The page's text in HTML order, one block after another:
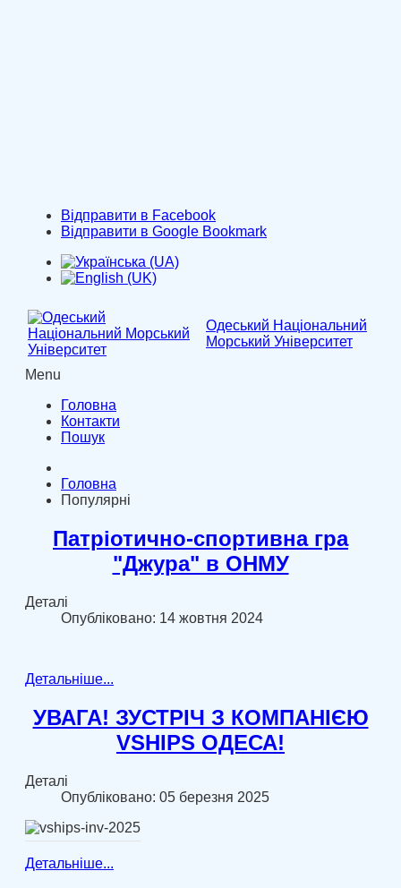
Відправити в Facebook
Відправити в Google Bookmark
Одеський Національний
Морський Університет
Menu
Головна
Контакти
Пошук
Головна
Популярні
Патріотично-спортивна гра
"Джура" в ОНМУ
Деталі
Опубліковано: 14 жовтня 2024
Детальніше...
УВАГА! ЗУСТРІЧ З КОМПАНІЄЮ
VSHIPS ОДЕСА!
Деталі
Опубліковано: 05 березня 2025
Детальніше...